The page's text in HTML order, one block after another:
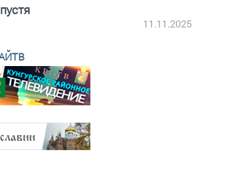
11.11.2025